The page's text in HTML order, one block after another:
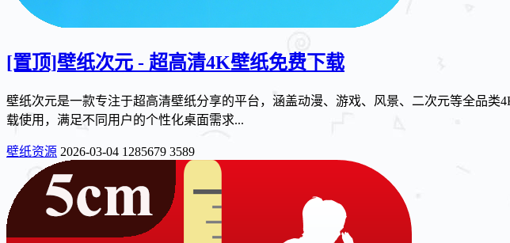
[置顶]壁纸次元 - 超高清4K壁纸免费下载
壁纸次元是一款专注于超高清壁纸分享的平台，涵盖动漫、游戏、风景、二次元等全品
载使用，满足不同用户的个性化桌面需求...
壁纸资源 2026-03-04 1285679 3589